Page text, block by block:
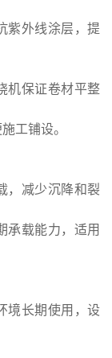
紫外线涂层，提
机保证卷材平整
工铺设。
，减少沉降和裂
承载能力，适用
境长期使用，设